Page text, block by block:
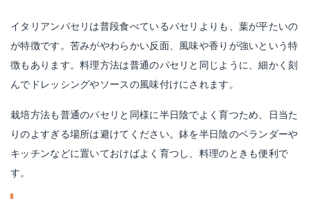
イタリアンパセリは普段食べているパセリよりも、葉が平たいの
が特徴です。苦みがやわらかい反面、風味や香りが強いという特
徴もあります。料理方法は普通のパセリと同じように、細かく刻
んでドレッシングやソースの風味付けにされます。
栽培方法も普通のパセリと同様に半日陰でよく育つため、日当た
りのよすぎる場所は避けてください。鉢を半日陰のベランダーや
キッチンなどに置いておけばよく育つし、料理のときも便利で
す。